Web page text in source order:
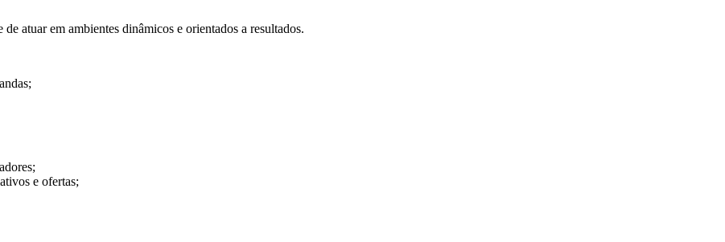
atuar em ambientes dinâmicos e orientados a resultados.
e ofertas;